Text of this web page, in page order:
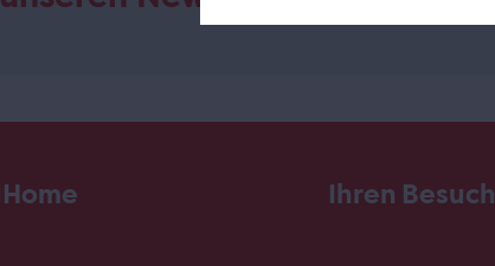
Home Ihren Besuch